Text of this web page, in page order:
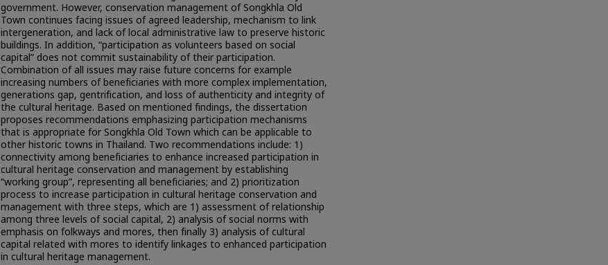
government. However, conservation management of Songkhla Old
Town continues facing issues of agreed leadership, mechanism to link
intergeneration, and lack of local administrative law to preserve historic
buildings. In addition, “participation as volunteers based on social
capital” does not commit sustainability of their participation.
Combination of all issues may raise future concerns for example
increasing numbers of beneficiaries with more complex implementation,
generations gap, gentrification, and loss of authenticity and integrity of
the cultural heritage. Based on mentioned findings, the dissertation
proposes recommendations emphasizing participation mechanisms
that is appropriate for Songkhla Old Town which can be applicable to
other historic towns in Thailand. Two recommendations include: 1)
connectivity among beneficiaries to enhance increased participation in
cultural heritage conservation and management by establishing
“working group”, representing all beneficiaries; and 2) prioritization
process to increase participation in cultural heritage conservation and
management with three steps, which are 1) assessment of relationship
among three levels of social capital, 2) analysis of social norms with
emphasis on folkways and mores, then finally 3) analysis of cultural
capital related with mores to identify linkages to enhanced participation
in cultural heritage management.